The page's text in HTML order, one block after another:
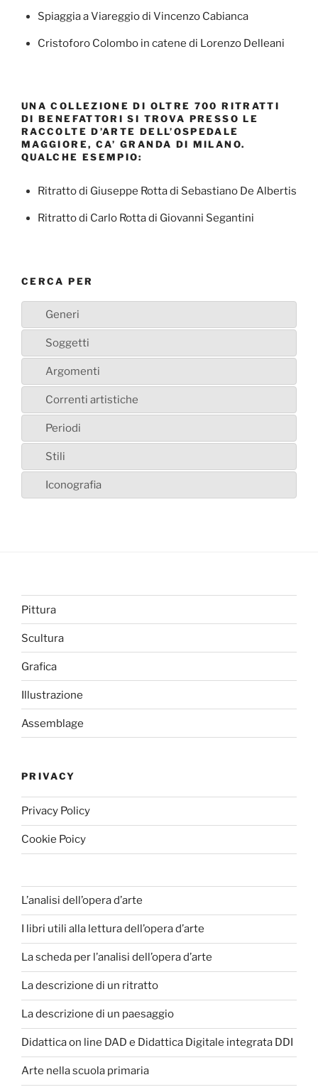
Spiaggia a Viareggio di Vincenzo Cabianca
Cristoforo Colombo in catene di Lorenzo Delleani
UNA COLLEZIONE DI OLTRE 700 RITRATTI
DI BENEFATTORI SI TROVA PRESSO LE
RACCOLTE D’ARTE DELL’OSPEDALE
MAGGIORE, CA’ GRANDA DI MILANO.
QUALCHE ESEMPIO:
Ritratto di Giuseppe Rotta di Sebastiano De Albertis
Ritratto di Carlo Rotta di Giovanni Segantini
CERCA PER
Generi
Soggetti
Argomenti
Correnti artistiche
Periodi
Stili
Iconografia
Pittura
Scultura
Grafica
Illustrazione
Assemblage
PRIVACY
Privacy Policy
Cookie Poicy
L’analisi dell’opera d’arte
I libri utili alla lettura dell’opera d’arte
La scheda per l’analisi dell’opera d’arte
La descrizione di un ritratto
La descrizione di un paesaggio
Didattica on line DAD e Didattica Digitale integrata DDI
Arte nella scuola primaria